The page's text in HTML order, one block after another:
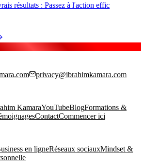
résultats : Passez à l'action effic
privacy@ibrahimkamara.com
KamaraYouTubeBlogFormations &
ContactCommencer ici
en ligneRéseaux sociauxMindset &